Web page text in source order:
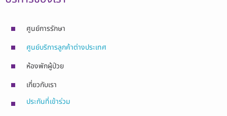
ศูนย์การรักษา
ศูนย์บริการลูกค้าต่างประเทศ
ห้องพักผู้ป่วย
เกี่ยวกับเรา
ประกันที่เข้าร่วม